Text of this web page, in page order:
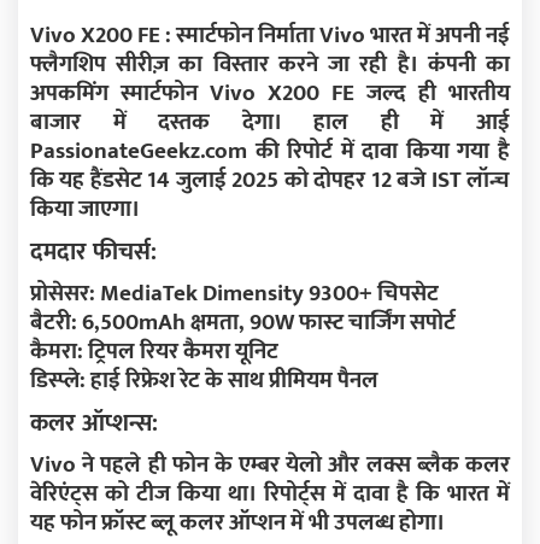
Vivo X200 FE : स्मार्टफोन निर्माता Vivo भारत में अपनी नई
फ्लैगशिप सीरीज़ का विस्तार करने जा रही है। कंपनी का
अपकमिंग स्मार्टफोन Vivo X200 FE जल्द ही भारतीय
बाजार में दस्तक देगा। हाल ही में आई
PassionateGeekz.com की रिपोर्ट में दावा किया गया है
कि यह हैंडसेट 14 जुलाई 2025 को दोपहर 12 बजे IST लॉन्च
किया जाएगा।
दमदार फीचर्स:
प्रोसेसर: MediaTek Dimensity 9300+ चिपसेट
बैटरी: 6,500mAh क्षमता, 90W फास्ट चार्जिंग सपोर्ट
कैमरा: ट्रिपल रियर कैमरा यूनिट
डिस्प्ले: हाई रिफ्रेश रेट के साथ प्रीमियम पैनल
कलर ऑप्शन्स:
Vivo ने पहले ही फोन के एम्बर येलो और लक्स ब्लैक कलर
वेरिएंट्स को टीज किया था। रिपोर्ट्स में दावा है कि भारत में
यह फोन फ्रॉस्ट ब्लू कलर ऑप्शन में भी उपलब्ध होगा।